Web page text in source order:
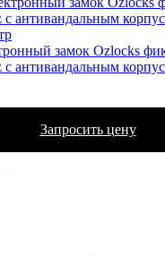
замок Ozlocks
антивандальным
Запросить цену